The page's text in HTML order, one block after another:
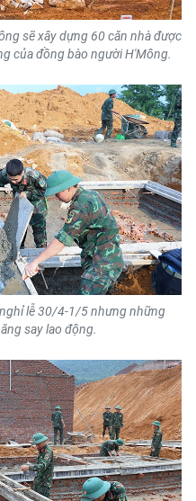
Bắc
Tây
sẽ xây dựng 60 căn nhà được
của đồng bào người H'Mông.
lễ 30/4-1/5 nhưng những
say lao động.